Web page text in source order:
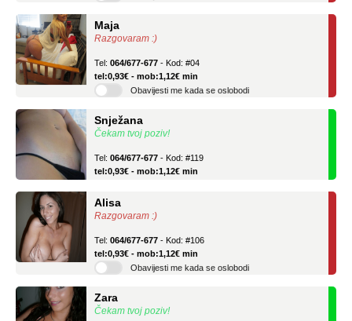
Razgovaram :)
tel:0,93€ - mob:1,12€ min
Obavijesti me kada se oslobodi
Čekam tvoj poziv!
tel:0,93€ - mob:1,12€ min
Razgovaram :)
tel:0,93€ - mob:1,12€ min
Obavijesti me kada se oslobodi
Čekam tvoj poziv!